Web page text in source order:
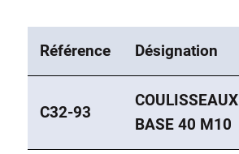
Référence Désignation
C32-93
COULISSEAUX
BASE 40 M10